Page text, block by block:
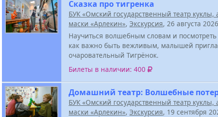
Сказка про тигренка
БУК «Омский государственный театр куклы,
маски «Арлекин», Экскурсия, 26 августа
Научиться волшебным словам и посмотреть
как важно быть вежливым, малышей
очаровательный Тигрёнок.
Билеты в наличии: 400
Домашний театр: Волшебные
БУК «Омский государственный театр куклы,
маски «Арлекин», Экскурсия, 19 сентября